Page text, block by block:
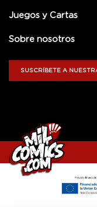
Juegos y Cartas
Sobre nosotros
SUSCRÍBETE A